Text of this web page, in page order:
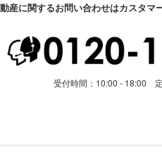
産に関するお問い合わせはカスタマ
受付時間：10:00 - 18:00